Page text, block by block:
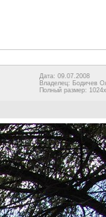
Дата: 09.07.2008
Владелец: Бодичев
Полный размер: